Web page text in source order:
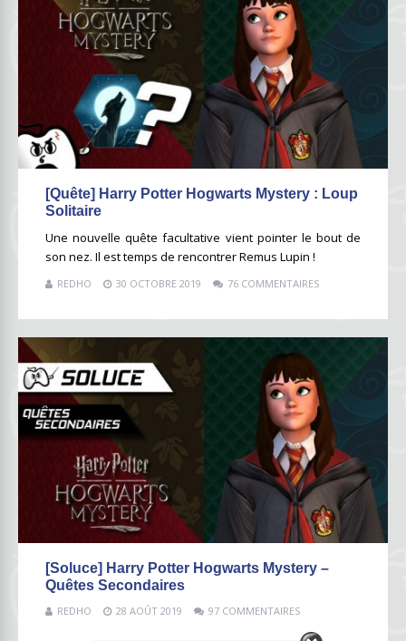
[Quête] Harry Potter Hogwarts Mystery : Loup
Solitaire
Une nouvelle quête facultative vient pointer le bout de
son nez. Il est temps de rencontrer Remus Lupin !
REDHO 30 OCTOBRE 2019 76 COMMENTAIRES
[Soluce] Harry Potter Hogwarts Mystery –
Quêtes Secondaires
REDHO 28 AOÛT 2019 97 COMMENTAIRES